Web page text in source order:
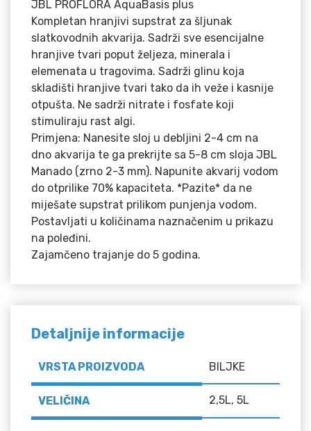
JBL PROFLORA AquaBasis plus
Kompletan hranjivi supstrat za šljunak
slatkovodnih akvarija. Sadrži sve esencijalne
hranjive tvari poput željeza, minerala i
elemenata u tragovima. Sadrži glinu koja
skladišti hranjive tvari tako da ih veže i kasnije
otpušta. Ne sadrži nitrate i fosfate koji
stimuliraju rast algi.
Primjena: Nanesite sloj u debljini 2-4 cm na
dno akvarija te ga prekrijte sa 5-8 cm sloja JBL
Manado (zrno 2-3 mm). Napunite akvarij vodom
do otprilike 70% kapaciteta. *Pazite* da ne
miješate supstrat prilikom punjenja vodom.
Postavljati u količinama naznačenim u prikazu
na poleđini.
Zajamčeno trajanje do 5 godina.
Detaljnije informacije
VRSTA PROIZVODA BILJKE
VELIČINA 2,5L, 5L